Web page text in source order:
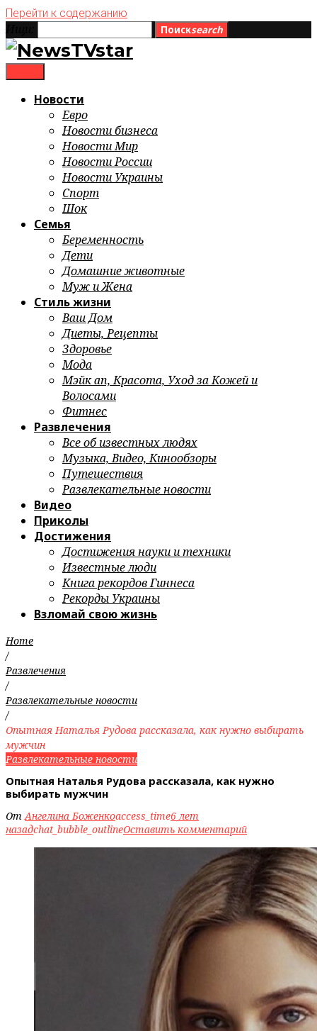
Перейти к содержанию
Поискsearch
Новости
Евро
Новости бизнеса
Новости Мир
Новости России
Новости Украины
Спорт
Шок
Семья
Беременность
Дети
Домашние животные
Муж и Жена
Стиль жизни
Ваш Дом
Диеты, Рецепты
Здоровье
Мода
Мэйк ап, Красота, Уход за Кожей и
Волосами
Фитнес
Развлечения
Все об известных людях
Музыка, Видео, Кинообзоры
Путешествия
Развлекательные новости
Видео
Приколы
Достижения
Достижения науки и техники
Известные люди
Книга рекордов Гиннеса
Рекорды Украины
Взломай свою жизнь
Home
/
Развлечения
/
Развлекательные новости
/
Опытная Наталья Рудова рассказала, как нужно выбирать
мужчин
Развлекательные новости
Опытная Наталья Рудова рассказала, как нужно
выбирать мужчин
ОтАнгелина Боженкоaccess_time6 лет
назадchat_bubble_outlineОставить комментарий